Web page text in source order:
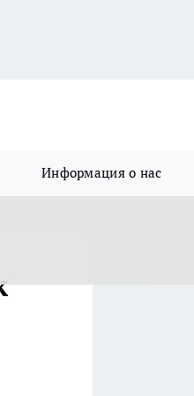
Информация о нас